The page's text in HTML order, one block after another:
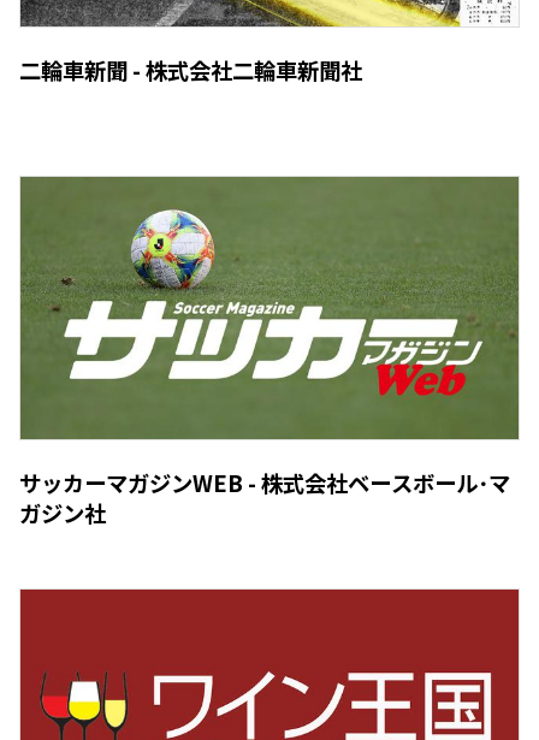
二輪車新聞 - 株式会社二輪車新聞社
サッカーマガジンWEB - 株式会社ベースボール･マ
ガジン社